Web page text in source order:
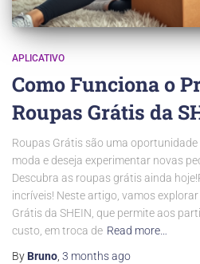
APLICATIVO
Como Funciona o
Roupas Grátis da
Roupas Grátis são uma
moda e deseja experimentar novas
Descubra as roupas grátis ainda
incríveis! Neste artigo, vamos
Grátis da SHEIN, que permite aos
custo, em troca de Read more…
By Bruno 3 monthsago